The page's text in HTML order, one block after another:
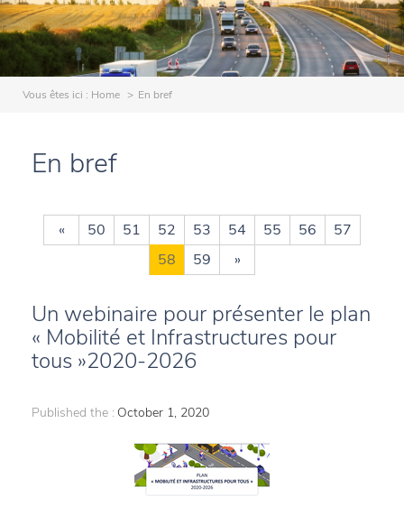
Vous êtes ici : Home En bref
En bref
« 50 51 52 53 54 55 56
57
58
59 »
Un webinaire pour présenter le plan
« Mobilité et Infrastructures pour
tous »2020-2026
Published the : October 1, 2020